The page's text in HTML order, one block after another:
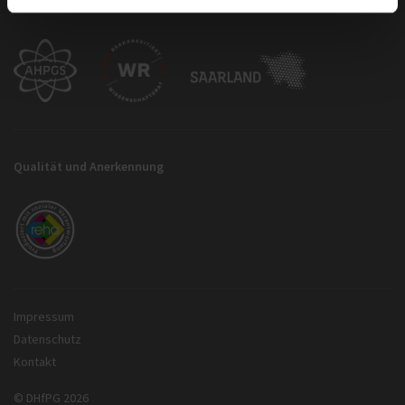
Qualität und Anerkennung
Impressum
Datenschutz
Kontakt
© DHfPG 2026